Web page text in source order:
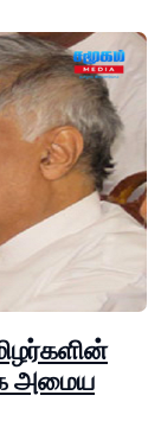
அமைய